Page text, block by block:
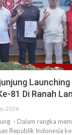
81 Di Ranah
2026
- Dalam rangka
Republik Indonesia